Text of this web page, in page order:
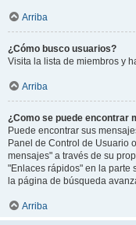
Arriba
¿Cómo busco usuarios?
Visita la lista de miembros y
Arriba
¿Como se puede encontrar
Puede encontrar sus
Panel de Control de Usuario
mensajes" a través de su
"Enlaces rápidos" en la parte
la página de búsqueda
Arriba